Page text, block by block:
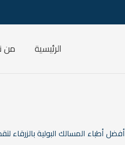
الرئيسية من
أفضل أطباء المسالك البولية بالزرقاء